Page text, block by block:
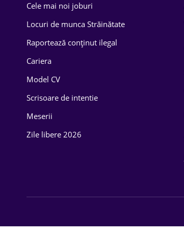
Drept
Educație / Training
Energetică
Farma
Cele mai noi joburi
Locuri de munca Străinătate
Raportează conținut ilegal
Cariera
Model CV
Scrisoare de intentie
Meserii
Zile libere 2026